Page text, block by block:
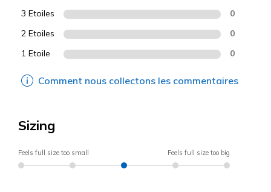
3 Etoiles 0
2 Etoiles 0
1 Etoile 0
Comment nous collectons les commentaires
Sizing
Feels full size too small Feels full size too big